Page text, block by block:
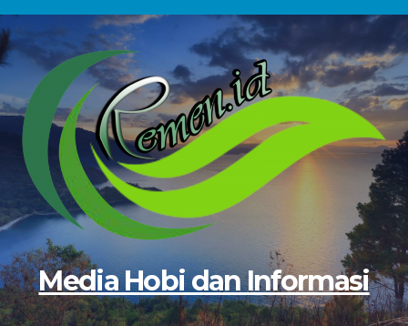
Skip
to
content
Media Hobi dan Informasi